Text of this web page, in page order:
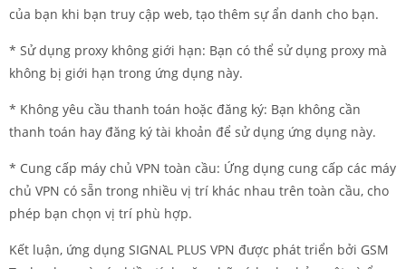
của bạn khi bạn truy cập web, tạo thêm sự ẩn danh cho bạn.
* Sử dụng proxy không giới hạn: Bạn có thể sử dụng proxy mà
không bị giới hạn trong ứng dụng này.
* Không yêu cầu thanh toán hoặc đăng ký: Bạn không cần
thanh toán hay đăng ký tài khoản để sử dụng ứng dụng này.
* Cung cấp máy chủ VPN toàn cầu: Ứng dụng cung cấp các máy
chủ VPN có sẵn trong nhiều vị trí khác nhau trên toàn cầu, cho
phép bạn chọn vị trí phù hợp.
Kết luận, ứng dụng SIGNAL PLUS VPN được phát triển bởi GSM